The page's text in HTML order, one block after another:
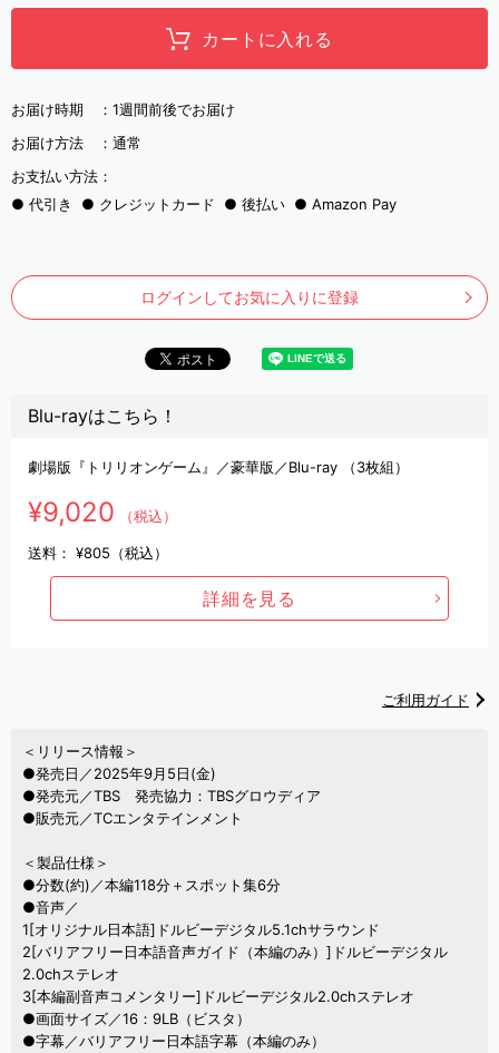
カートに入れる
お届け時期 ： 1週間前後でお届け
お届け方法 ： 通常
お支払い方法：
代引き
クレジットカード 後払い Amazon Pay
ログインしてお気に入りに登録
Blu-rayはこちら！
劇場版『トリリオンゲーム』／豪華版／Blu-ray （3枚組）
¥9,020 （税込）
送料： ¥805（税込）
詳細を見る
ご利用ガイド
＜リリース情報＞
●発売日／2025年9月5日(金)
●発売元／TBS 発売協力：TBSグロウディア
●販売元／TCエンタテインメント
＜製品仕様＞
●分数(約)／本編118分＋スポット集6分
●音声／
1[オリジナル日本語]ドルビーデジタル5.1chサラウンド
2[バリアフリー日本語音声ガイド（本編のみ）]ドルビーデジタル
2.0chステレオ
3[本編副音声コメンタリー]ドルビーデジタル2.0chステレオ
●画面サイズ／16：9LB（ビスタ）
●字幕／バリアフリー日本語字幕（本編のみ）